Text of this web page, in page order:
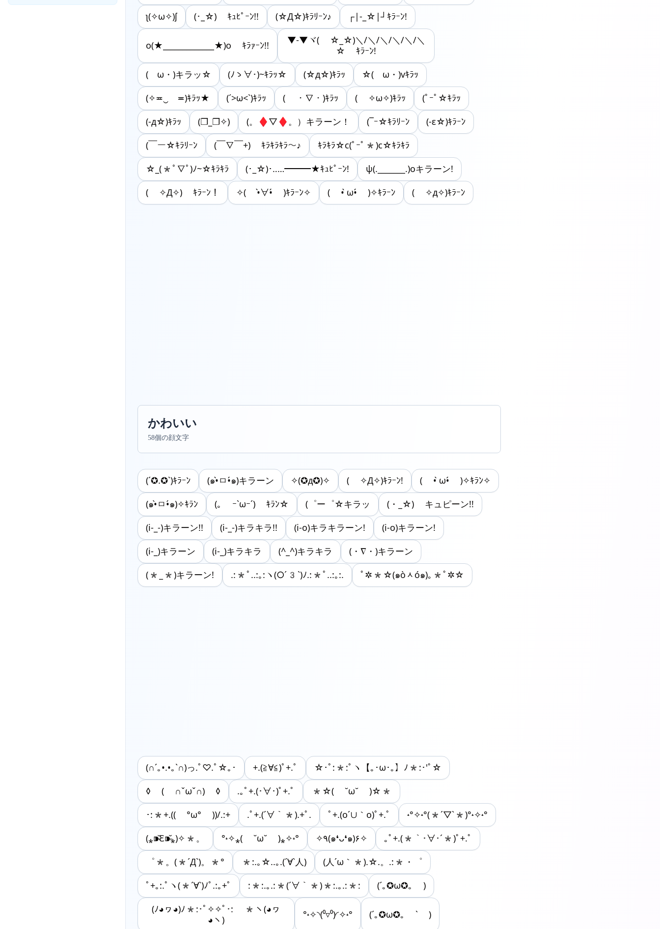
ʅ(✧ω✧)ʃ (･_☆) ｷｭﾋﾟｰﾝ!! (☆Д☆)ｷﾗﾘｰﾝ♪ ┌|-_☆|┘ｷﾗｰﾝ!
o(★_____________★)o ｷﾗｧｰﾝ!!
▼-▼ヾ( ☆_☆)＼/＼/＼/＼/＼/＼
☆ ｷﾗｰﾝ!
(ゝω・)キラッ☆ (ﾉゝ∀･)~ｷﾗｯ☆ (☆д☆)ｷﾗｯ ☆(ゝω・)vｷﾗｯ
(✧≖‿ゝ≖)ｷﾗｯ★ (´>ω<`)ｷﾗｯ ( ・∇・)ｷﾗｯ ( ✧ω✧)ｷﾗｯ (ﾟｰﾟ☆ｷﾗｯ
(-д☆)ｷﾗｯ (❐_❐✧) (。♦▽♦。）キラーン！ (¯ｰ☆ｷﾗﾘｰﾝ (-ε☆)ｷﾗｰﾝ
(￣ー☆ｷﾗﾘｰﾝ (￣∇￣+) ｷﾗｷﾗｷﾗ～♪ ｷﾗｷﾗ☆c(ﾟｰﾟ*)c☆ｷﾗｷﾗ
☆_(*ﾟ∇ﾟ)ﾉ~☆ｷﾗｷﾗ (･_☆)･‥…━━━★ｷｭﾋﾟｰﾝ! ψ(._______.)oキラーン!
( ✧Д✧) ｷﾗｰﾝ！ ✧( •̀∀•́ )ｷﾗｰﾝ✧ ( • ̀ω•́ )✧ｷﾗｰﾝ ( ✧д✧)ｷﾗｰﾝ
かわいい
58個の顔文字
(´✪.✪`)ｷﾗｰﾝ (๑•̀ㅁ•́๑)キラーン ✧(✪д✪)✧ ( ✧Д✧)ｷﾗｰﾝ! ( • ̀ω•́ )✧ｷﾗﾝ✧
(๑•̀ㅁ•́๑)✧ｷﾗﾝ (｡ ｰ`ωｰ´) ｷﾗﾝ☆ (゜ー゜☆キラッ (・_☆) キュピーン!!
(i-_-)キラーン!! (i-_-)キラキラ!! (i-o)キラキラーン! (i-o)キラーン!
(i-_)キラーン (i-_)キラキラ (^_^)キラキラ (・∇・)キラーン
(*_*)キラーン! .:*ﾟ..:｡:ヽ(○´3`)ﾉ.:*ﾟ..:｡:. ﾟ✲*☆(๑òᆺó๑)｡*ﾟ✲☆
(∩´｡•.•｡`∩)っ.ﾟ♡.ﾟ☆｡･ +.(≧∀≦)ﾟ+.ﾟ ☆･ﾟ:*:ﾟヽ【｡･ω･｡】ﾉ*:･'ﾟ☆
◊ ( ∩ˇωˇ∩) ◊ .｡ﾟ+.(･∀･)ﾟ+.ﾟ *☆( ˘ω˘ )☆*
･:*+.(( °ω° ))/.:+ .ﾟ+.(´∀｀*).+ﾟ. ﾟ+.(o´∪｀o)ﾟ+.ﾟ ˖°✧˖°(*´▽`*)°˖✧˖°
(⁎⁍̴̆Ɛ⁍̴̆⁎)✧*。 °˖✧⁎( ˘ω˘ )⁎✧˖° ✧٩(๑❛ᴗ❛๑)۶✧ ｡ﾟ+.(*｀･∀･´*)ﾟ+.ﾟ
゜*。(*´Д`)。*° *:.｡☆..｡.(´∀`人) (人´ω｀*).☆.。.:*・゜
ﾟ+｡:.ﾟヽ(*´∀`)ﾉﾟ.:｡+ﾟ :*:.｡.:*(´∀｀*)*:.｡.:*: (´｡✪ω✪｡ )
(ﾉ◕ヮ◕)ﾉ*:･ﾟ✧✧ﾟ･: *ヽ(◕ヮ
◕ヽ)
°˖✧◝(⁰▿⁰)◜✧˖° (´｡✪ω✪｡ ` )